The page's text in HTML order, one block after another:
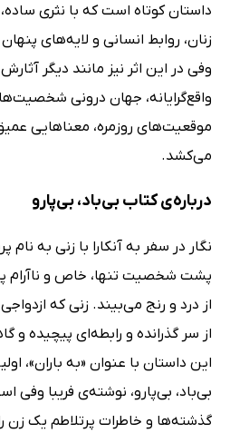
داستان کوتاه است که با نثری
زنان، روابط انسانی و لایه‌های
وفی در این اثر نیز مانند دیگر
واقع‌گرایانه، جهان درونی
موقعیت‌های روزمره، معناهایی
می‌کشد.
درباره‌ی کتاب بی‌باد، بی‌پارو
نگار در سفر به آنکارا با زنی به
پشت شخصیت تنها، خاص و ناآرام
از درد و رنج می‌بیند. زنی که
از سر گذرانده و رابطه‌ای پیچیده و
این داستان با عنوان «به باران»،
بی‌باد، بی‌پارو، نوشته‌ی فریبا وفی
گذشته‌ها و خاطرات پرتلاطم یک زن